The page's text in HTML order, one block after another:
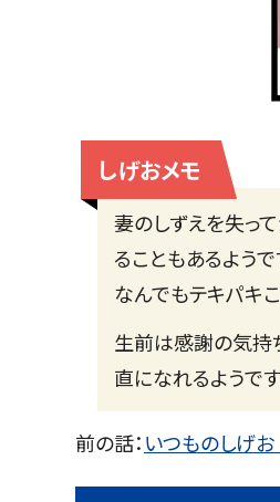
しげおメモ
妻のしずえを失っ
ることもあるようで
なんでもテキパキ
生前は感謝の気持
直になれるようです
前の話：いつものしげ